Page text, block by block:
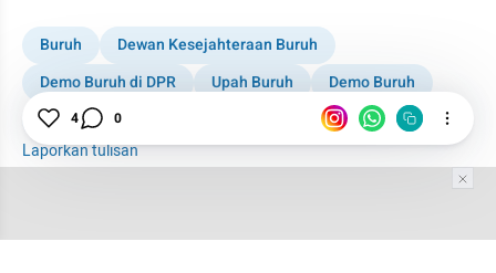
Buruh
Dewan Kesejahteraan Buruh
Demo Buruh di DPR
Upah Buruh
Demo Buruh
Hari Buruh
Laporkan tulisan
4 0